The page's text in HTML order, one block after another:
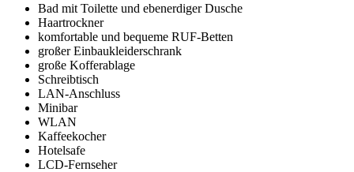
Bad mit Toilette und ebenerdiger Dusche
Haartrockner
komfortable und bequeme RUF-Betten
großer Einbaukleiderschrank
große Kofferablage
Schreibtisch
LAN-Anschluss
Minibar
WLAN
Kaffeekocher
Hotelsafe
LCD-Fernseher